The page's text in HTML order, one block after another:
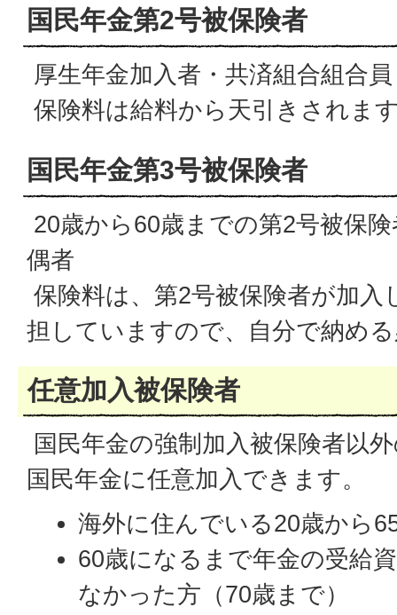
国民年金第2号被保険者
厚生年金加入者・共済組合組合
保険料は給料から天引きされま
国民年金第3号被保険者
20歳から60歳までの第2号被保
偶者
保険料は、第2号被保険者が加入
担していますので、自分で納め
任意加入被保険者
国民年金の強制加入被保険者以
国民年金に任意加入できます。
海外に住んでいる20歳から
60歳になるまで年金の受給
なかった方（70歳まで）